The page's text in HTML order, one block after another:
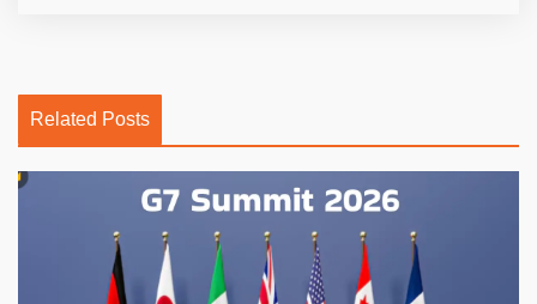
Related Posts